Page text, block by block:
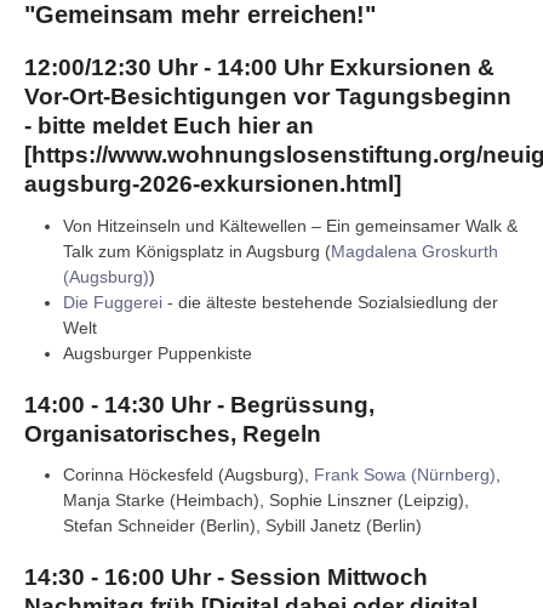
"Gemeinsam mehr erreichen!"
12:00/12:30 Uhr - 14:00 Uhr Exkursionen &
Vor-Ort-Besichtigungen vor Tagungsbeginn
- bitte meldet Euch hier an
[https://www.wohnungslosenstiftung.org/
augsburg-2026-exkursionen.html ]
Von Hitzeinseln und Kältewellen – Ein gemeinsamer Walk &
Talk zum Königsplatz in Augsburg (Magdalena Groskurth
(Augsburg))
Die Fuggerei - die älteste bestehende Sozialsiedlung der
Welt
Augsburger Puppenkiste
14:00 - 14:30 Uhr - Begrüssung,
Organisatorisches, Regeln
Corinna Höckesfeld (Augsburg), Frank Sowa (Nürnberg)
Manja Starke (Heimbach), Sophie Linszner (Leipzig),
Stefan Schneider (Berlin), Sybill Janetz (Berlin)
14:30 - 16:00 Uhr - Session Mittwoch